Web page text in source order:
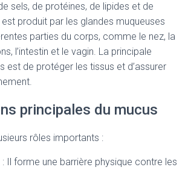
sels, de protéines, de lipides et de
produit par les glandes muqueuses
parties du corps, comme le nez, la
l’intestin et le vagin. La principale
est de protéger les tissus et d’assurer
principales du mucus
rôles importants :
: Il forme une barrière physique contre les